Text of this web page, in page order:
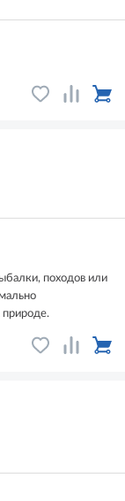
походов или
природе.